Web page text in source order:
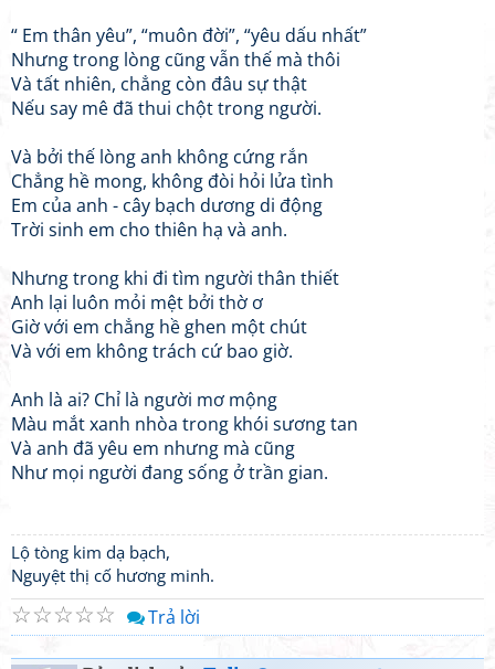
“ Em thân yêu”, “muôn đời”, “yêu dấu nhất”
Nhưng trong lòng cũng vẫn thế mà thôi
Và tất nhiên, chẳng còn đâu sự thật
Nếu say mê đã thui chột trong người.
Và bởi thế lòng anh không cứng rắn
Chẳng hề mong, không đòi hỏi lửa tình
Em của anh - cây bạch dương di động
Trời sinh em cho thiên hạ và anh.
Nhưng trong khi đi tìm người thân thiết
Anh lại luôn mỏi mệt bởi thờ ơ
Giờ với em chẳng hề ghen một chút
Và với em không trách cứ bao giờ.
Anh là ai? Chỉ là người mơ mộng
Màu mắt xanh nhòa trong khói sương tan
Và anh đã yêu em nhưng mà cũng
Như mọi người đang sống ở trần gian.
Lộ tòng kim dạ bạch,
Nguyệt thị cố hương minh.
☆
☆
☆
☆
☆ Trả lời